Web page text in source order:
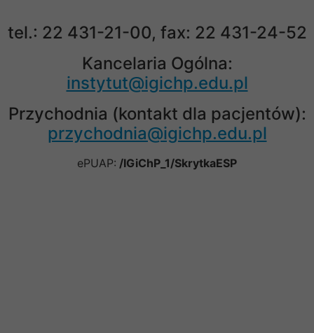
tel.: 22 431-21-00, fax: 22 431-24-52
Kancelaria Ogólna:
instytut@igichp.edu.pl
Przychodnia (kontakt dla pacjentów):
przychodnia@igichp.edu.pl
ePUAP: /IGiChP_1/SkrytkaESP